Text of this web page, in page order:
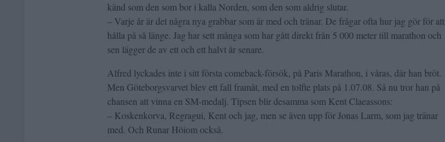
känd som den som bor i kalla Norden, som den som aldrig slutar.
– Varje år är det några nya grabbar som är med och tränar. De frågar ofta hur jag gör för att
hålla på så länge. Jag har sett många som har gått direkt från 5 000 meter till marathon och
sen lägger de av ett och ett halvt år senare.
Alfred lyckades inte i sitt första comeback-försök, på Paris Marathon, i våras, där han bröt.
Men Göteborgsvarvet blev ett fall framåt, med en tolfte plats på 1.07.08. Så nu tror han på
chansen att vinna en SM-medalj. Tipsen blir desamma som Kent Claeassons:
– Koskenkorva, Regragui, Kent och jag, men se även upp för Jonas Larm, som jag tränar
med. Och Runar Höiom också.